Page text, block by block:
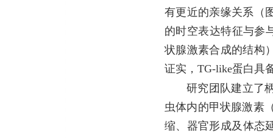
有更近的亲缘关系（
的时空表达特征与参
状腺激素合成的结构
证实，TG-like蛋白具
研究团队建立了
虫体内的甲状腺激素
缩、器官形成及体态